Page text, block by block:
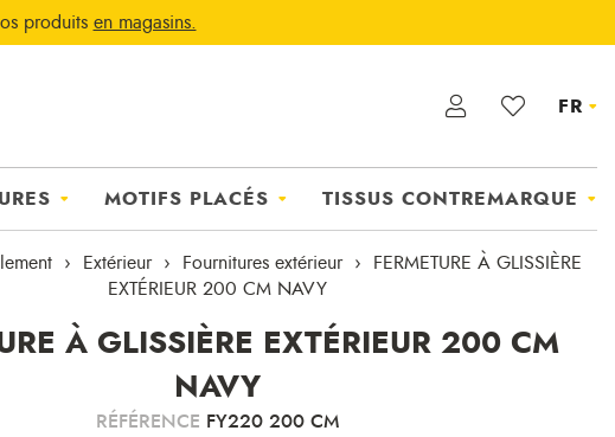
produits en magasins.
FR
MOTIFS PLACÉS TISSUS CONTREMARQUE
Extérieur Fournitures extérieur
FERMETURE À GLISSIÈRE
EXTÉRIEUR 200 CM NAVY
À GLISSIÈRE EXTÉRIEUR 200 CM
NAVY
RÉFÉRENCE FY220 200 CM